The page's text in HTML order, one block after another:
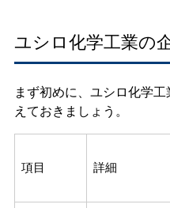
ユシロ化学工業の
まず初めに、ユシロ化学
えておきましょう。
項目 詳細